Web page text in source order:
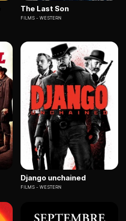
The Last Son
FILMS WESTERN
Django unchained
FILMS WESTERN